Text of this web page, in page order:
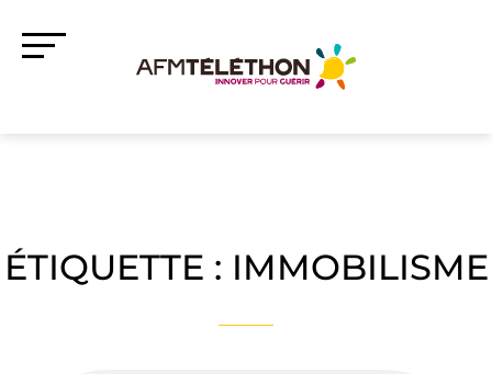
ÉTIQUETTE : IMMOBILISME